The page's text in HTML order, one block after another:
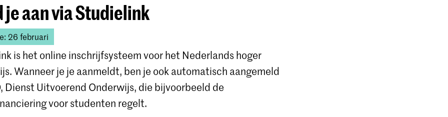
je aan via Studielink
26 februari
is het online inschrijfsysteem voor het Nederlands hoger
Wanneer je je aanmeldt, ben je ook automatisch aangemeld
Dienst Uitvoerend Onderwijs, die bijvoorbeeld de
voor studenten regelt.